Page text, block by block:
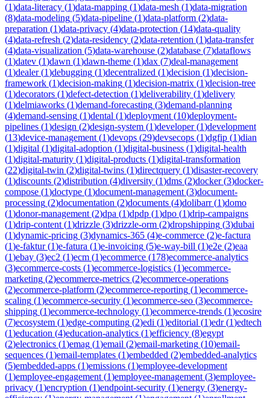
(1)data-literacy (1)data-mapping (1)data-mesh (1)data-migration
(8)data-modeling (5)data-pipeline (1)data-platform (2)data-
preparation (1)data-privacy (4)data-protection (14)data-quality
(4)data-refresh (2)data-residency (2)data-retention (1)data-transfer
(4)data-visualization (5)data-warehouse (2)database (7)dataflows
(1)datev (1)dawn (1)dawn-theme (1)dax (7)deal-management
(1)dealer(1)debugging (1)decentralized (1)decision (1)decision-
framework (1)decision-making (1)decision-matrix (1)decision-tree
(1)decorators (1)defect-detection (1)deliverability (1)delivery
(1)delmiaworks (1)demand-forecasting (3)demand-planning
(4)demand-sensing (1)dental (1)deployment (10)deployment-
pipelines (1)design (2)design-system (1)developer(1)development
(13)device-management (1)devops (29)devsecops (1)dgfip (1)dian
(1)digital (1)digital-adoption (1)digital-business (1)digital-health
(1)digital-maturity (1)digital-products (1)digital-transformation
(22)digital-twin (2)digital-twins (1)directquery (1)disaster-recovery
(1)discounts (2)distribution (4)diversity (1)dms (2)docker(3)docker-
compose (1)doctype (1)document-management (3)document-
processing (2)documentation (2)documents (4)dolibarr(1)domo
(1)donor-management (2)dpa (1)dpdp (1)dpo (1)drip-campaigns
(1)drip-content (1)drizzle (3)drizzle-orm (2)dropshipping (3)dubai
(1)dynamic-pricing (3)dynamics-365 (4)e-commerce (2)e-factura
(1)e-faktur(1)e-fatura (1)e-invoicing (5)e-way-bill (1)e2e (2)eaa
(1)ebay (3)ec2 (1)ecm (1)ecommerce (178)ecommerce-analytics
(3)ecommerce-costs (1)ecommerce-logistics (1)ecommerce-
marketing (2)ecommerce-metrics (2)ecommerce-operations
(2)ecommerce-platform (2)ecommerce-reporting (1)ecommerce-
scaling (1)ecommerce-security (1)ecommerce-seo (3)ecommerce-
shipping (1)ecommerce-technology (1)ecommerce-trends (1)ecosire
(7)ecosystem (1)edge-computing (2)edi (1)editorial (1)edr(1)edtech
(1)education (4)education-analytics (1)efficiency (8)egypt
(2)electronics (1)emag (1)email (2)email-marketing (10)email-
sequences (1)email-templates (1)embedded (2)embedded-analytics
(5)embedded-apps (1)emissions (1)employee-development
(1)employee-engagement (1)employee-management (3)employee-
privacy (1)encryption (1)endpoint-security (1)energy (3)energy-